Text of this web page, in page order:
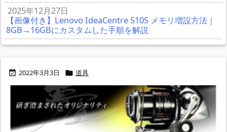
2025年12月27日
【画像付き】Lenovo IdeaCentre 510S メモリ増設方法｜
8GB→16GBにカスタムした手順を解説
 2022年3月3日  道具